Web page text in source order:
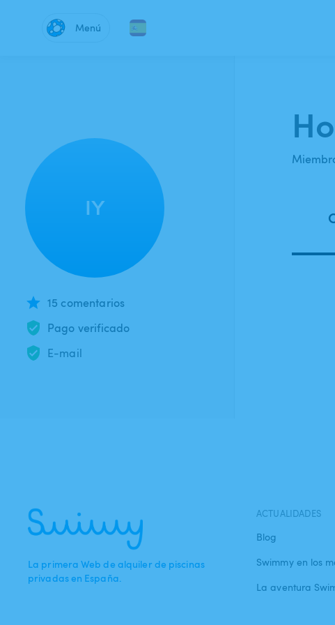
Menú
IY
15 comentarios
Pago verificado
E-mail
La primera Web de alquiler de piscinas
privadas en España.
ACTUALIDADES
Blog
Swimmy en los
La aventura